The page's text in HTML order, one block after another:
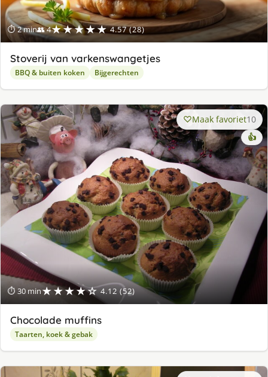
⏱ 2 min👥 4★★★★★ 4.57 (28)
Stoverij van varkenswangetjes
BBQ & buiten koken Bijgerechten
⏱ 30 min★★★★☆ 4.12 (52)
Maak favoriet10
👍
Chocolade muffins
Taarten, koek & gebak